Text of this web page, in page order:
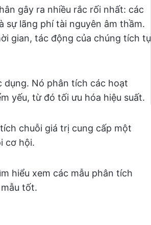
gây ra nhiều rắc rối nhất: các
sự lãng phí tài nguyên âm thầm.
gian, tác động của chúng tích tụ
Nó phân tích các hoạt
yếu, từ đó tối ưu hóa hiệu suất.
chuỗi giá trị cung cấp một
cơ hội.
hiểu xem các mẫu phân tích
tốt.